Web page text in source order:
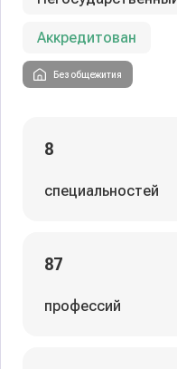
Аккредитован
Без общежития
8
специальностей
87
профессий